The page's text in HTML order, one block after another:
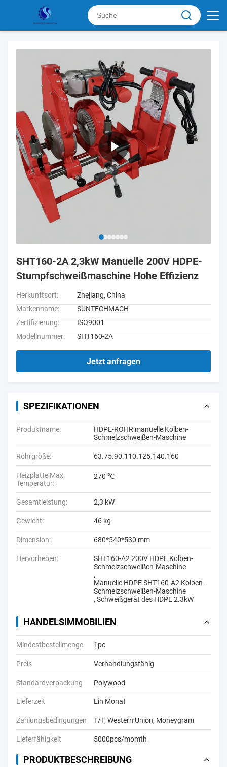
SHT160-2A 2,3kW Manuelle 200V HDPE-
Stumpfschweißmaschine Hohe Effizienz
Herkunftsort:
Zhejiang, China
Markenname:
SUNTECHMACH
Zertifizierung:
ISO9001
Modellnummer:
SHT160-2A
Jetzt anfragen
SPEZIFIKATIONEN
Produktname:
HDPE-ROHR manuelle Kolben-
Schmelzschweißen-Maschine
Rohrgröße: 63.75.90.110.125.140.160
Heizplatte Max.
Temperatur:
270 ℃
Gesamtleistung: 2,3 kW
Gewicht: 46 kg
Dimension: 680*540*530 mm
Hervorheben:
SHT160-A2 200V HDPE Kolben-
Schmelzschweißen-Maschine
,
Manuelle HDPE SHT160-A2 Kolben-
Schmelzschweißen-Maschine
, Schweißgerät des HDPE 2.3kW
HANDELSIMMOBILIEN
Mindestbestellmenge 1pc
Preis Verhandlungsfähig
Standardverpackung Polywood
Lieferzeit Ein Monat
Zahlungsbedingungen T/T, Western Union, Moneygram
Lieferfähigkeit 5000pcs/momth
PRODUKTBESCHREIBUNG